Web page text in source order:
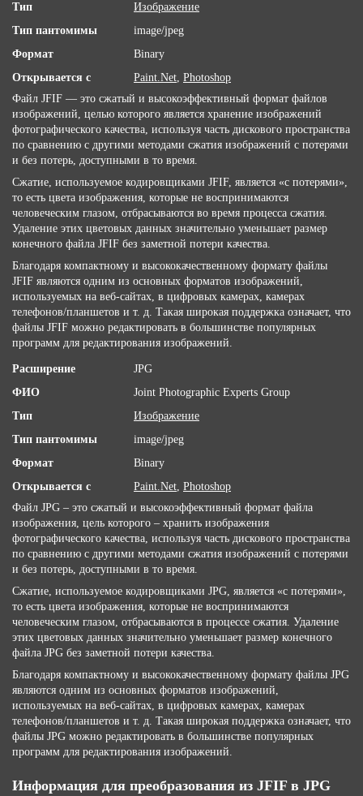
Тип
Изображение
Тип пантомимы
image/jpeg
Формат
Binary
Открывается с
Paint.Net, Photoshop
Файл JFIF — это сжатый и высокоэффективный формат файлов
изображений, целью которого является хранение изображений
фотографического качества, используя часть дискового пространства
по сравнению с другими методами сжатия изображений с потерями
и без потерь, доступными в то время.
Сжатие, используемое кодировщиками JFIF, является «с потерями»,
то есть цвета изображения, которые не воспринимаются
человеческим глазом, отбрасываются во время процесса сжатия.
Удаление этих цветовых данных значительно уменьшает размер
конечного файла JFIF без заметной потери качества.
Благодаря компактному и высококачественному формату файлы
JFIF являются одним из основных форматов изображений,
используемых на веб-сайтах, в цифровых камерах, камерах
телефонов/планшетов и т. д. Такая широкая поддержка означает, что
файлы JFIF можно редактировать в большинстве популярных
программ для редактирования изображений.
Расширение
JPG
ФИО
Joint Photographic Experts Group
Тип
Изображение
Тип пантомимы
image/jpeg
Формат
Binary
Открывается с
Paint.Net, Photoshop
Файл JPG – это сжатый и высокоэффективный формат файла
изображения, цель которого – хранить изображения
фотографического качества, используя часть дискового пространства
по сравнению с другими методами сжатия изображений с потерями
и без потерь, доступными в то время.
Сжатие, используемое кодировщиками JPG, является «с потерями»,
то есть цвета изображения, которые не воспринимаются
человеческим глазом, отбрасываются в процессе сжатия. Удаление
этих цветовых данных значительно уменьшает размер конечного
файла JPG без заметной потери качества.
Благодаря компактному и высококачественному формату файлы JPG
являются одним из основных форматов изображений,
используемых на веб-сайтах, в цифровых камерах, камерах
телефонов/планшетов и т. д. Такая широкая поддержка означает, что
файлы JPG можно редактировать в большинстве популярных
программ для редактирования изображений.
Информация для преобразования из JFIF в JPG